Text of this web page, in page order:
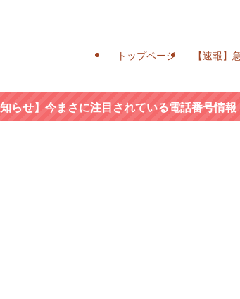
トップページ 【速報】
知らせ】今まさに注目されている電話番号情